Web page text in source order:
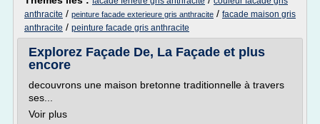
anthracite / peinture facade exterieure gris anthracite / facade maison gris
anthracite / peinture facade gris anthracite
Explorez Façade De, La Façade et plus
encore
decouvrons une maison bretonne traditionnelle à travers
ses...
Voir plus